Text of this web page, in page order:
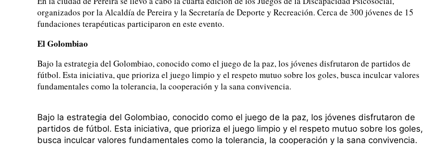
organizados por la Alcaldía de Pereira y la Secretaría de Deporte y Recreación. Cerca de 300 jóvenes de 15
fundaciones terapéuticas participaron en este evento.
El Golombiao
Bajo la estrategia del Golombiao, conocido como el juego de la paz, los jóvenes disfrutaron de partidos de
fútbol. Esta iniciativa, que prioriza el juego limpio y el respeto mutuo sobre los goles, busca inculcar valores
fundamentales como la tolerancia, la cooperación y la sana convivencia.
Bajo la estrategia del Golombiao, conocido como el juego de la paz, los jóvenes disfrutaron de
partidos de fútbol. Esta iniciativa, que prioriza el juego limpio y el respeto mutuo sobre los goles,
busca inculcar valores fundamentales como la tolerancia, la cooperación y la sana convivencia.